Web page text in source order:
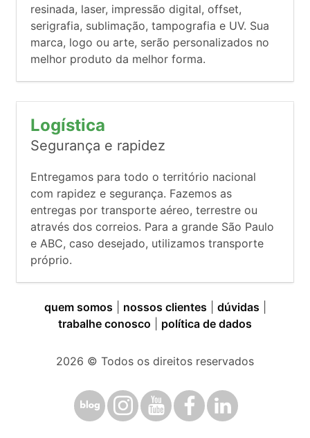
resinada, laser, impressão digital, offset,
serigrafia, sublimação, tampografia e UV. Sua
marca, logo ou arte, serão personalizados no
melhor produto da melhor forma.
Logística
Segurança e rapidez
Entregamos para todo o território nacional
com rapidez e segurança. Fazemos as
entregas por transporte aéreo, terrestre ou
através dos correios. Para a grande São Paulo
e ABC, caso desejado, utilizamos transporte
próprio.
quem somos nossos clientes dúvidas
trabalhe conosco
política de dados
2026 © Todos os direitos reservados